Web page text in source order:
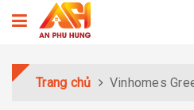
Trang chủ Vinhomes